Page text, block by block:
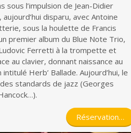
l’impulsion de Jean-Didier
disparu, avec Antoine
sous la houlette de Francis
premier album du Blue Note Trio,
Ferretti à la trompette et
au clavier, donnant naissance au
Herb’ Ballade. Aujourd’hui, le
standards de jazz (Georges
Réservation…